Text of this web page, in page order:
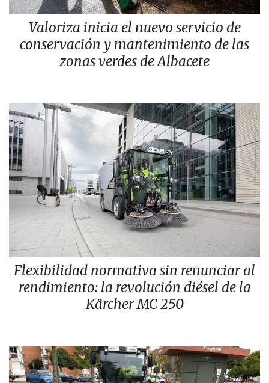
Valoriza inicia el nuevo servicio de
conservación y mantenimiento de las
zonas verdes de Albacete
Flexibilidad normativa sin renunciar al
rendimiento: la revolución diésel de la
Kärcher MC 250